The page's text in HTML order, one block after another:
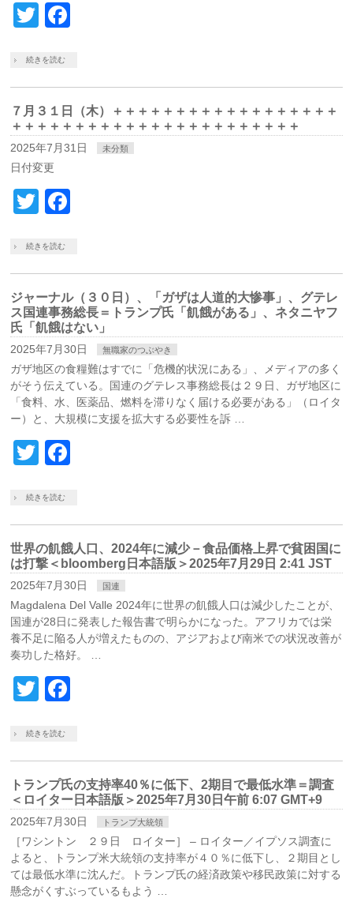
Twitter
続きを読む
７月３１日（木）＋＋＋＋＋＋＋＋＋＋＋＋＋＋＋＋＋＋
＋＋＋＋＋＋＋＋＋＋＋＋＋＋＋＋＋＋＋＋＋＋＋
2025年7月31日 未分類
日付変更
Twitter
続きを読む
ジャーナル（３０日）、「ガザは人道的大惨事」、グテレ
ス国連事務総長＝トランプ氏「飢餓がある」、ネタニヤフ
氏「飢餓はない」
2025年7月30日 無職家のつぶやき
ガザ地区の食糧難はすでに「危機的状況にある」、メディアの多く
がそう伝えている。国連のグテレス事務総長は２９日、ガザ地区に
「食料、水、医薬品、燃料を滞りなく届ける必要がある」（ロイタ
ー）と、大規模に支援を拡大する必要性を訴 …
Twitter
続きを読む
世界の飢餓人口、2024年に減少－食品価格上昇で貧困国に
は打撃＜bloomberg日本語版＞2025年7月29日 2:41 JST
2025年7月30日 国連
Magdalena Del Valle 2024年に世界の飢餓人口は減少したことが、
国連が28日に発表した報告書で明らかになった。アフリカでは栄
養不足に陥る人が増えたものの、アジアおよび南米での状況改善が
奏功した格好。 …
Twitter
続きを読む
トランプ氏の支持率40％に低下、2期目で最低水準＝調査
＜ロイター日本語版＞2025年7月30日午前 6:07 GMT+9
2025年7月30日 トランプ大統領
［ワシントン ２９日 ロイター］ – ロイター／イプソス調査に
よると、トランプ米大統領の支持率が４０％に低下し、２期目とし
ては最低水準に沈んだ。トランプ氏の経済政策や移民政策に対する
懸念がくすぶっているもよう …